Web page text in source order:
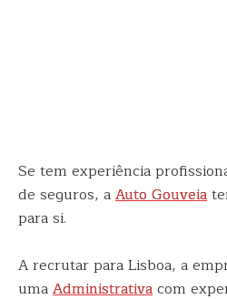
Se tem experiência
de seguros, aAuto Gouveia
para si.
A recrutar para Lisboa, a
umaAdministrativacom